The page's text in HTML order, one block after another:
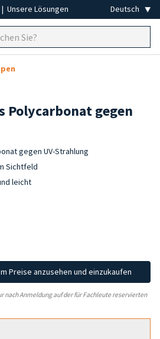
| Unsere Lösungen
Polycarbonat gegen
gegen UV-Strahlung
Sichtfeld
leicht
Preise anzusehen und einzukaufen
nach Anmeldung auf der für Fachleute reservierten